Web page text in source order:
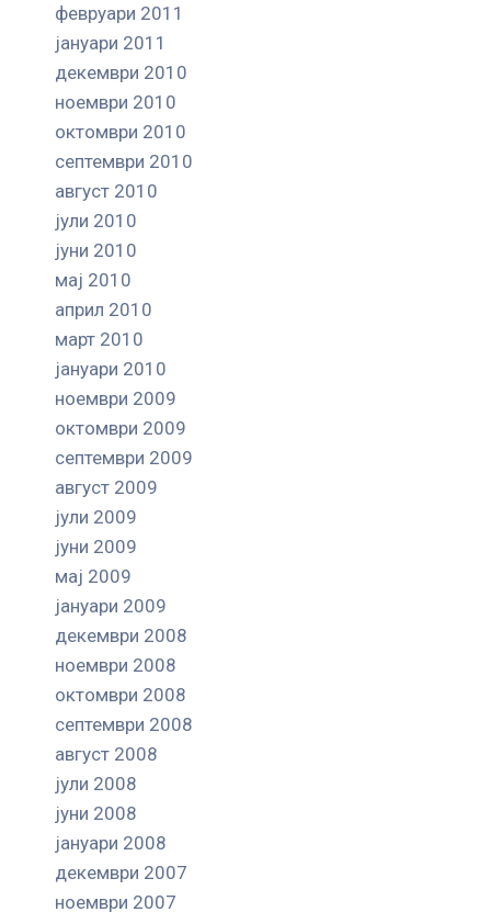
февруари 2011
јануари 2011
декември 2010
ноември 2010
октомври 2010
септември 2010
август 2010
јули 2010
јуни 2010
мај 2010
април 2010
март 2010
јануари 2010
ноември 2009
октомври 2009
септември 2009
август 2009
јули 2009
јуни 2009
мај 2009
јануари 2009
декември 2008
ноември 2008
октомври 2008
септември 2008
август 2008
јули 2008
јуни 2008
јануари 2008
декември 2007
ноември 2007